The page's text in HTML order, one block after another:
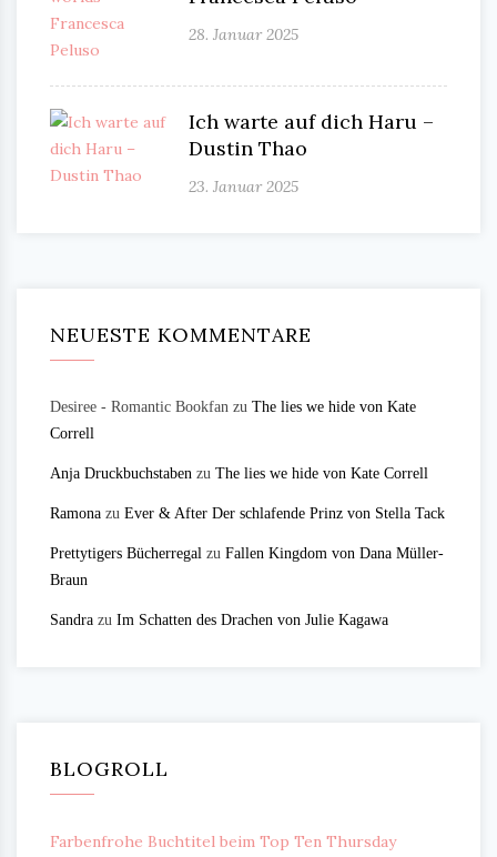
28. Januar 2025
Ich warte auf dich Haru –
Dustin Thao
23. Januar 2025
NEUESTE KOMMENTARE
Desiree - Romantic Bookfan zu The lies we hide von Kate
Correll
Anja Druckbuchstaben zu The lies we hide von Kate Correll
Ramona zu Ever & After Der schlafende Prinz von Stella Tack
Prettytigers Bücherregal zu Fallen Kingdom von Dana Müller-
Braun
Sandra zu Im Schatten des Drachen von Julie Kagawa
BLOGROLL
Farbenfrohe Buchtitel beim Top Ten Thursday